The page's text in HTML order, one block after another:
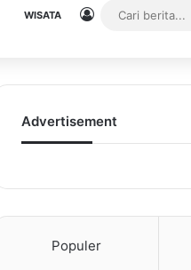
WISATA Log In
Advertisement
Populer